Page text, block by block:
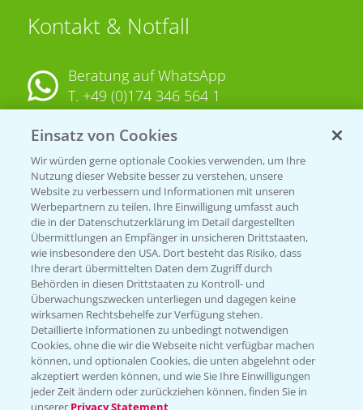
Kontakt & Notfall
Beratung auf WhatsApp
T. +49 (0)174 346 564 1
KONTAKT
Hilfe in Notfällen
T.+49 (0)214/30-20220
Folgen Sie uns
Einsatz von Cookies
Wir würden gerne optionale Cookies verwenden, um Ihre
Nutzung dieser Website besser zu verstehen, unsere
Website zu verbessern und Informationen mit unseren
Werbepartnern zu teilen. Ihre Einwilligung umfasst auch
die in der Datenschutzerklärung im Detail dargestellten
Übermittlungen an Empfänger in unsicheren Drittstaaten,
wie insbesondere den USA. Dort besteht das Risiko, dass
Ihre derart übermittelten Daten dem Zugriff durch
Behörden in diesen Drittstaaten zu Kontroll- und
Überwachungszwecken unterliegen und dagegen keine
wirksamen Rechtsbehelfe zur Verfügung stehen.
Detaillierte Informationen zu unbedingt notwendigen
Cookies, ohne die wir die Webseite nicht verfügbar machen
können, und optionalen Cookies, die unten abgelehnt oder
akzeptiert werden können, und wie Sie Ihre Einwilligungen
jeder Zeit ändern oder zurückziehen können, finden Sie in
unserer Privacy Statement